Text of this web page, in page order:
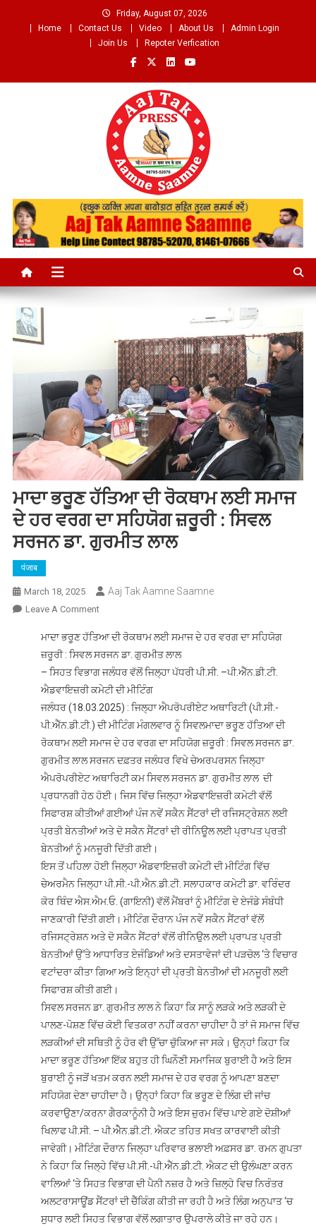
Friday, August 07, 2026
Home
Contact Us Video About Us
Admin Login
Join Us
Repoter Verfication
Aaj Tak Aamne Saamne.com
ਮਾਦਾ ਭਰੂਣ ਹੱਤਿਆ ਦੀ ਰੋਕਥਾਮ ਲਈ ਸਮਾਜ
ਦੇ ਹਰ ਵਰਗ ਦਾ ਸਹਿਯੋਗ ਜ਼ਰੂਰੀ : ਸਿਵਲ
ਸਰਜਨ ਡਾ. ਗੁਰਮੀਤ ਲਾਲ
पंजाब
March 18, 2025 Aaj Tak Aamne Saamne
Leave A CommentOn
ਭਰੂਣ
ਹੱਤਿਆ
ਦੀ
ਰੋਕਥਾਮ
ਲਈ
ਸਮਾਜ
ਦੇ
ਵਰਗ
ਸਹਿਯੋਗ
ਜ਼ਰੂਰੀ
:
ਸਿਵਲ
ਸਰਜਨ
ਡਾ.
ਗੁਰਮੀਤ
ਲਾਲ
ਮਾਦਾ ਭਰੂਣ ਹੱਤਿਆ ਦੀ ਰੋਕਥਾਮ ਲਈ ਸਮਾਜ ਦੇ ਹਰ ਵਰਗ ਦਾ ਸਹਿਯੋਗ
ਜ਼ਰੂਰੀ : ਸਿਵਲ ਸਰਜਨ ਡਾ. ਗੁਰਮੀਤ ਲਾਲ
– ਸਿਹਤ ਵਿਭਾਗ ਜਲੰਧਰ ਵੱਲੋਂ ਜਿਲ੍ਹਾ ਪੱਧਰੀ ਪੀ.ਸੀ. –ਪੀ.ਐੱਨ.ਡੀ.ਟੀ.
ਐਡਵਾਇਜ਼ਰੀ ਕਮੇਟੀ ਦੀ ਮੀਟਿੰਗ
ਜਲੰਧਰ (18.03.2025) : ਜਿਲ੍ਹਾ ਐਪਰੋਪਰੀਏਟ ਅਥਾਰਿਟੀ (ਪੀ.ਸੀ.-
ਪੀ.ਐੱਨ.ਡੀ.ਟੀ.) ਦੀ ਮੀਟਿੰਗ ਮੰਗਲਵਾਰ ਨੂੰ ਸਿਵਲਮਾਦਾ ਭਰੂਣ ਹੱਤਿਆ ਦੀ
ਰੋਕਥਾਮ ਲਈ ਸਮਾਜ ਦੇ ਹਰ ਵਰਗ ਦਾ ਸਹਿਯੋਗ ਜ਼ਰੂਰੀ : ਸਿਵਲ ਸਰਜਨ ਡਾ.
ਗੁਰਮੀਤ ਲਾਲ ਸਰਜਨ ਦਫ਼ਤਰ ਜਲੰਧਰ ਵਿਖੇ ਚੇਅਰਪਰਸਨ ਜਿਲ੍ਹਾ
ਐਪਰੋਪਰੀਏਟ ਅਥਾਰਿਟੀ ਕਮ ਸਿਵਲ ਸਰਜਨ ਡਾ. ਗੁਰਮੀਤ ਲਾਲ ਦੀ
ਪ੍ਰਧਾਨਗੀ ਹੇਠ ਹੋਈ। ਜਿਸ ਵਿੱਚ ਜਿਲ੍ਹਾ ਐਡਵਾਇਜ਼ਰੀ ਕਮੇਟੀ ਵੱਲੋਂ
ਸਿਫਾਰਸ਼ ਕੀਤੀਆਂ ਗਈਆਂ ਪੰਜ ਨਵੇਂ ਸਕੈਨ ਸੈਂਟਰਾਂ ਦੀ ਰਜਿਸਟ੍ਰੇਸ਼ਨ ਲਈ
ਪ੍ਰਤੀ ਬੇਨਤੀਆਂ ਅਤੇ ਦੋ ਸਕੈਨ ਸੈਂਟਰਾਂ ਦੀ ਰੀਨਿਊਲ ਲਈ ਪ੍ਰਾਪਤ ਪ੍ਰਤੀ
ਬੇਨਤੀਆਂ ਨੂੰ ਮਨਜੂਰੀ ਦਿੱਤੀ ਗਈ।
ਇਸ ਤੋਂ ਪਹਿਲਾ ਹੋਈ ਜਿਲ੍ਹਾ ਐਡਵਾਇਜ਼ਰੀ ਕਮੇਟੀ ਦੀ ਮੀਟਿੰਗ ਵਿੱਚ
ਚੇਅਰਮੈਨ ਜਿਲ੍ਹਾ ਪੀ.ਸੀ.-ਪੀ.ਐਨ.ਡੀ.ਟੀ. ਸਲਾਹਕਾਰ ਕਮੇਟੀ ਡਾ. ਵਰਿੰਦਰ
ਕੋਰ ਥਿੰਦ ਐਸ.ਐਮ.ਓ. (ਗਾਇਨੀ) ਵੱਲੋਂ ਮੈਂਬਰਾਂ ਨੂੰ ਮੀਟਿੰਗ ਦੇ ਏਜੰਡੇ ਸੰਬੰਧੀ
ਜਾਣਕਾਰੀ ਦਿੱਤੀ ਗਈ। ਮੀਟਿੰਗ ਦੌਰਾਨ ਪੰਜ ਨਵੇਂ ਸਕੈਨ ਸੈਂਟਰਾਂ ਵੱਲੋਂ
ਰਜਿਸਟ੍ਰੇਸ਼ਨ ਅਤੇ ਦੋ ਸਕੈਨ ਸੈਂਟਰਾਂ ਵੱਲੋਂ ਰੀਨਿਉਲ ਲਈ ਪ੍ਰਾਪਤ ਪ੍ਰਤੀ
ਬੇਨਤੀਆਂ ਉੱਤੇ ਆਧਾਰਿਤ ਏਜੰਡਿਆਂ ਅਤੇ ਦਸਤਾਵੇਜਾਂ ਦੀ ਪੜਚੋਲ ‘ਤੇ ਵਿਚਾਰ
ਵਟਾਂਦਰਾ ਕੀਤਾ ਗਿਆ ਅਤੇ ਇਨ੍ਹਾਂ ਦੀ ਪ੍ਰਤੀ ਬੇਨਤੀਆਂ ਦੀ ਮਨਜੂਰੀ ਲਈ
ਸਿਫਾਰਸ਼ ਕੀਤੀ ਗਈ।
ਸਿਵਲ ਸਰਜਨ ਡਾ. ਗੁਰਮੀਤ ਲਾਲ ਨੇ ਕਿਹਾ ਕਿ ਸਾਨੂੰ ਲੜਕੇ ਅਤੇ ਲੜਕੀ ਦੇ
ਪਾਲਣ-ਪੋਸ਼ਣ ਵਿੱਚ ਕੋਈ ਵਿਤਕਰਾ ਨਹੀਂ ਕਰਨਾ ਚਾਹੀਦਾ ਹੈ ਤਾਂ ਜੋ ਸਮਾਜ ਵਿੱਚ
ਲੜਕੀਆਂ ਦੀ ਸਥਿਤੀ ਨੂੰ ਹੋਰ ਵੀ ਉੱਚਾ ਚੁੱਕਿਆ ਜਾ ਸਕੇ। ਉਨ੍ਹਾਂ ਕਿਹਾ ਕਿ
ਮਾਦਾ ਭਰੂਣ ਹੱਤਿਆ ਇੱਕ ਬਹੁਤ ਹੀ ਘਿਨੌਣੀ ਸਮਾਜਿਕ ਬੁਰਾਈ ਹੈ ਅਤੇ ਇਸ
ਬੁਰਾਈ ਨੂੰ ਜੜੋਂ ਖਤਮ ਕਰਨ ਲਈ ਸਮਾਜ ਦੇ ਹਰ ਵਰਗ ਨੂੰ ਆਪਣਾ ਬਣਦਾ
ਸਹਿਯੋਗ ਦੇਣਾ ਚਾਹੀਦਾ ਹੈ। ਉਨ੍ਹਾਂ ਕਿਹਾ ਕਿ ਭਰੂਣ ਦੇ ਲਿੰਗ ਦੀ ਜਾਂਚ
ਕਰਵਾਉਣਾ/ਕਰਨਾ ਗੈਰਕਾਨੂੰਨੀ ਹੈ ਅਤੇ ਇਸ ਜ਼ੁਰਮ ਵਿੱਚ ਪਾਏ ਗਏ ਦੋਸ਼ੀਆਂ
ਖਿਲਾਫ ਪੀ.ਸੀ. – ਪੀ.ਐੇਨ.ਡੀ.ਟੀ. ਐਕਟ ਤਹਿਤ ਸਖਤ ਕਾਰਵਾਈ ਕੀਤੀ
ਜਾਵੇਗੀ। ਮੀਟਿੰਗ ਦੌਰਾਨ ਜਿਲ੍ਹਾ ਪਰਿਵਾਰ ਭਲਾਈ ਅਫ਼ਸਰ ਡਾ. ਰਮਨ ਗੁਪਤਾ
ਨੇ ਕਿਹਾ ਕਿ ਜਿਲ੍ਹੇ ਵਿੱਚ ਪੀ.ਸੀ.-ਪੀ.ਐੱਨ.ਡੀ.ਟੀ. ਐਕਟ ਦੀ ਉਲੰਘਣਾ ਕਰਨ
ਵਾਲਿਆਂ ‘ਤੇ ਸਿਹਤ ਵਿਭਾਗ ਦੀ ਪੈਨੀ ਨਜ਼ਰ ਹੈ ਅਤੇ ਜ਼ਿਲ੍ਹੇ ਵਿਚ ਨਿਰੰਤਰ
ਅਲਟਰਾਸਾਊਂਡ ਸੈਂਟਰਾਂ ਦੀ ਚੈੱਕਿੰਗ ਕੀਤੀ ਜਾ ਰਹੀ ਹੈ ਅਤੇ ਲਿੰਗ ਅਨੁਪਾਤ ‘ਚ
ਸੁਧਾਰ ਲਈ ਸਿਹਤ ਵਿਭਾਗ ਵੱਲੋਂ ਲਗਾਤਾਰ ਉਪਰਾਲੇ ਕੀਤੇ ਜਾ ਰਹੇ ਹਨ।